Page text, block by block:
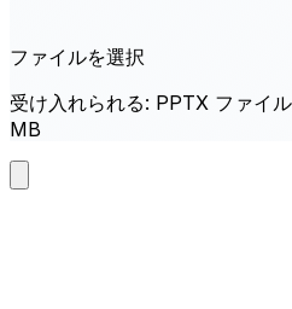
ファイルを選択
受け入れられる: PPTX ファイ
MB